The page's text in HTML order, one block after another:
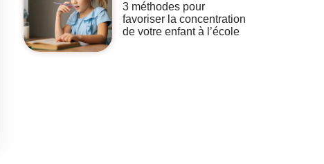
3 méthodes pour
favoriser la concentration
de votre enfant à l’école